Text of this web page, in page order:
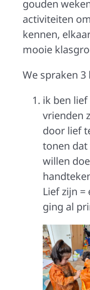
gouden
activiteiten
kennen,
mooie
We spraken
ik ben
vrienden
door lief
tonen dat
willen
Lief zijn
ging al